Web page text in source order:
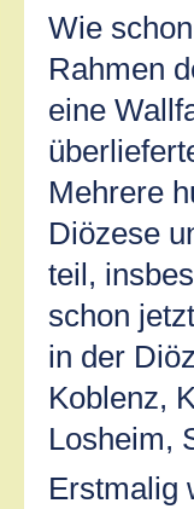
Wie
Rahmen
eine
Mehrere
Diözese
teil,
schon
in der
Koblenz,
Losheim,
Erstmalig